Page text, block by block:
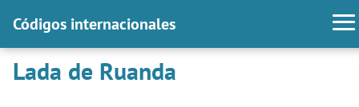
Códigos internacionales
Lada de Ruanda